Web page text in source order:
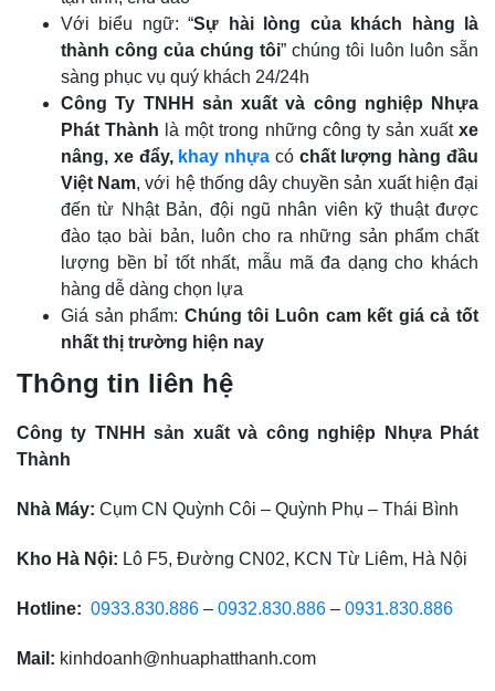
Với biểu ngữ: “Sự hài lòng của khách hàng là
thành công của chúng tôi” chúng tôi luôn luôn sẵn
sàng phục vụ quý khách 24/24h
Công Ty TNHH sản xuất và công nghiệp Nhựa
Phát Thành là một trong những công ty sản xuấtxe
nâng, xe đẩy, khay nhựa có chất lượng hàng đầu
Việt Nam, với hệ thống dây chuyền sản xuất hiện đại
đến từ Nhật Bản, đội ngũ nhân viên kỹ thuật được
đào tạo bài bản, luôn cho ra những sản phẩm chất
lượng bền bỉ tốt nhất, mẫu mã đa dạng cho khách
hàng dễ dàng chọn lựa
Giá sản phẩm: Chúng tôi Luôn cam kết giá cả tốt
nhất thị trường hiện nay
Thông tin liên hệ
Công ty TNHH sản xuất và công nghiệp Nhựa Phát
Thành
Nhà Máy: Cụm CN Quỳnh Côi – Quỳnh Phụ – Thái Bình
Kho Hà Nội: Lô F5, Đường CN02, KCN Từ Liêm, Hà Nội
Hotline: 0933.830.886 – 0932.830.886 – 0931.830.886
Mail: kinhdoanh@nhuaphatthanh.com